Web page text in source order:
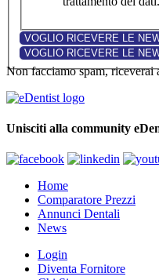
Non facciamo spam, riceverai
Unisciti alla community
Home
Comparatore Prezzi
Annunci Dentali
News
Login
Diventa Fornitore